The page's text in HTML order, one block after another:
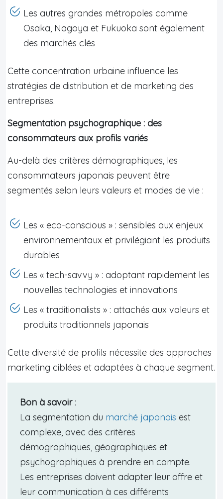
Les autres grandes métropoles comme
Osaka, Nagoya et Fukuoka sont également
des marchés clés
Cette concentration urbaine influence les
stratégies de distribution et de marketing des
entreprises.
Segmentation psychographique : des
consommateurs aux profils variés
Au-delà des critères démographiques, les
consommateurs japonais peuvent être
segmentés selon leurs valeurs et modes de vie :
Les « eco-conscious » : sensibles aux enjeux
environnementaux et privilégiant les produits
durables
Les « tech-savvy » : adoptant rapidement les
nouvelles technologies et innovations
Les « traditionalists » : attachés aux valeurs et
produits traditionnels japonais
Cette diversité de profils nécessite des approches
marketing ciblées et adaptées à chaque segment.
Bon à savoir:
La segmentation du marché japonais est
complexe, avec des critères
démographiques, géographiques et
psychographiques à prendre en compte.
Les entreprises doivent adapter leur offre et
leur communication à ces différents